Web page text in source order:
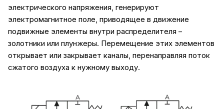
электрического напряжения, генерируют
электромагнитное поле, приводящее в движение
подвижные элементы внутри распределителя –
золотники или плунжеры. Перемещение этих элементов
открывает или закрывает каналы, перенаправляя поток
сжатого воздуха к нужному выходу.